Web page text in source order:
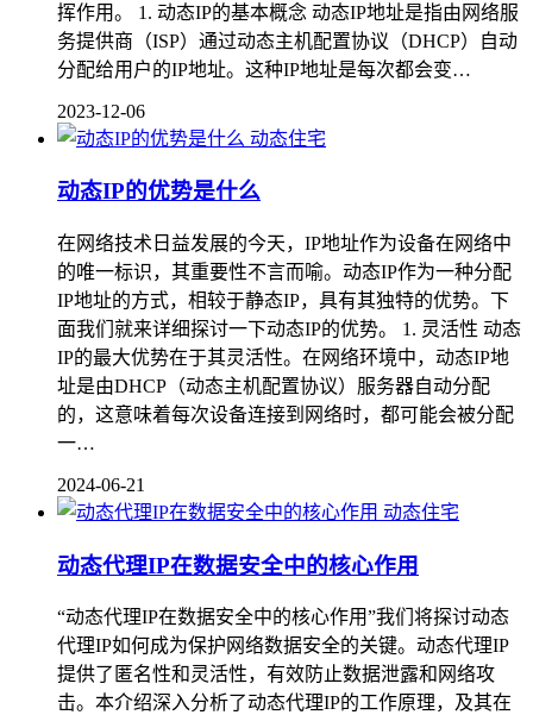
挥作用。 1. 动态IP的基本概念 动态IP地址是指由网络服
务提供商（ISP）通过动态主机配置协议（DHCP）自动
分配给用户的IP地址。这种IP地址是每次都会变…
2023-12-06
动态住宅
动态IP的优势是什么
在网络技术日益发展的今天，IP地址作为设备在网络中
的唯一标识，其重要性不言而喻。动态IP作为一种分配
IP地址的方式，相较于静态IP，具有其独特的优势。下
面我们就来详细探讨一下动态IP的优势。 1. 灵活性 动态
IP的最大优势在于其灵活性。在网络环境中，动态IP地
址是由DHCP（动态主机配置协议）服务器自动分配
的，这意味着每次设备连接到网络时，都可能会被分配
一…
2024-06-21
动态住宅
动态代理IP在数据安全中的核心作用
“动态代理IP在数据安全中的核心作用”我们将探讨动态
代理IP如何成为保护网络数据安全的关键。动态代理IP
提供了匿名性和灵活性，有效防止数据泄露和网络攻
击。本介绍深入分析了动态代理IP的工作原理，及其在